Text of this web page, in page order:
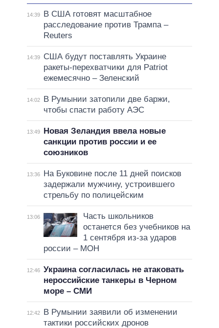
14:39
В США готовят масштабное
расследование против Трампа –
Reuters
14:39
США будут поставлять Украине
ракеты-перехватчики для Patriot
ежемесячно – Зеленский
14:02
В Румынии затопили две баржи,
чтобы спасти работу АЭС
13:49
Новая Зеландия ввела новые
санкции против россии и ее
союзников
13:36
На Буковине после 11 дней поисков
задержали мужчину, устроившего
стрельбу по полицейским
13:06
Часть школьников
останется без учебников на
1 сентября из-за ударов
россии – МОН
12:46 Украина согласилась не атаковать
нероссийские танкеры в Черном
море – СМИ
12:42
В Румынии заявили об изменении
тактики российских дронов